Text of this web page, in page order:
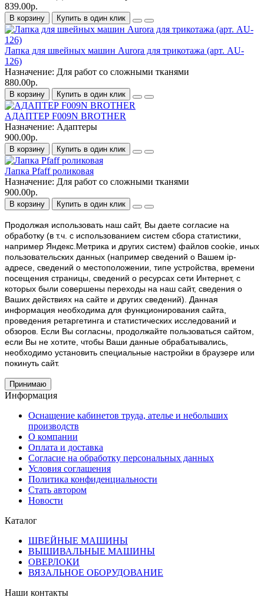
839.00р.
В корзину Купить в один клик
Лапка для швейных машин Aurora для трикотажа (арт. AU-
126)
Назначение: Для работ со сложными тканями
880.00р.
В корзину Купить в один клик
АДАПТЕР F009N BROTHER
Назначение: Адаптеры
900.00р.
В корзину Купить в один клик
Лапка Pfaff роликовая
Назначение: Для работ со сложными тканями
900.00р.
В корзину Купить в один клик
Продолжая использовать наш cайт, Вы даете согласие на
обработку (в т.ч. с использованием систем сбора статистики,
например Яндекс.Метрика и других систем) файлов cookie, иных
пользовательских данных (например сведений о Вашем ip-
адресе, сведений о местоположении, типе устройства, времени
посещения страницы, сведений о ресурсах сети Интернет, с
которых были совершены переходы на наш сайт, сведения о
Ваших действиях на сайте и других сведений). Данная
информация необходима для функционирования сайта,
проведения ретаргетинга и статистических исследований и
обзоров. Если Вы согласны, продолжайте пользоваться сайтом,
если Вы не хотите, чтобы Ваши данные обрабатывались,
необходимо установить специальные настройки в браузере или
покинуть сайт.
Принимаю
Информация
Оснащение кабинетов труда, ателье и небольших
производств
О компании
Оплата и доставка
Согласие на обработку персональных данных
Условия соглашения
Политика конфиденциальности
Стать автором
Новости
Каталог
ШВЕЙНЫЕ МАШИНЫ
ВЫШИВАЛЬНЫЕ МАШИНЫ
ОВЕРЛОКИ
ВЯЗАЛЬНОЕ ОБОРУДОВАНИЕ
Наши контакты